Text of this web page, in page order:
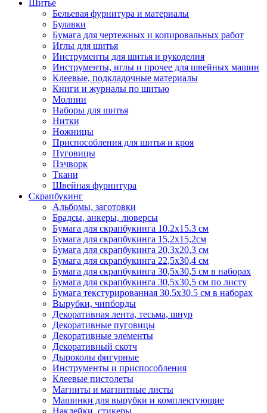
Шитье
Бельевая фурнитура и материалы
Булавки
Бумага для чертежных и копировальных работ
Иглы для шитья
Инструменты для шитья и рукоделия
Инструменты, иглы и прочее для швейных машин
Клеевые, подкладочные материалы
Книги и журналы по шитью
Молнии
Наборы для шитья
Нитки
Ножницы
Приспособления для шитья и кроя
Пуговицы
Пэчворк
Ткани
Швейная фурнитура
Скрапбукинг
Альбомы, заготовки
Брадсы, анкеры, люверсы
Бумага для скрапбукинга 10.2х15.3 см
Бумага для скрапбукинга 15,2х15,2см
Бумага для скрапбукинга 20,3х20,3 см
Бумага для скрапбукинга 22,5х30,4 см
Бумага для скрапбукинга 30,5х30,5 см в наборах
Бумага для скрапбукинга 30,5х30,5 см по листу
Бумага текстурированная 30,5х30,5 см в наборах
Вырубки, чипборды
Декоративная лента, тесьма, шнур
Декоративные пуговицы
Декоративные элементы
Декоративный скотч
Дыроколы фигурные
Инструменты и приспособления
Клеевые пистолеты
Магниты и магнитные листы
Машинки для вырубки и комплектующие
Наклейки, стикеры